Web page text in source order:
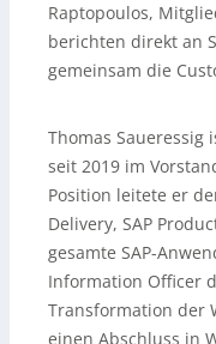
Raptopoulos,
berichten direkt an
gemeinsam die
Thomas Saueressig
seit 2019 im
Position leitete er
Delivery, SAP
gesamte SAP-
Information Officer
Transformation der
einen Abschluss in